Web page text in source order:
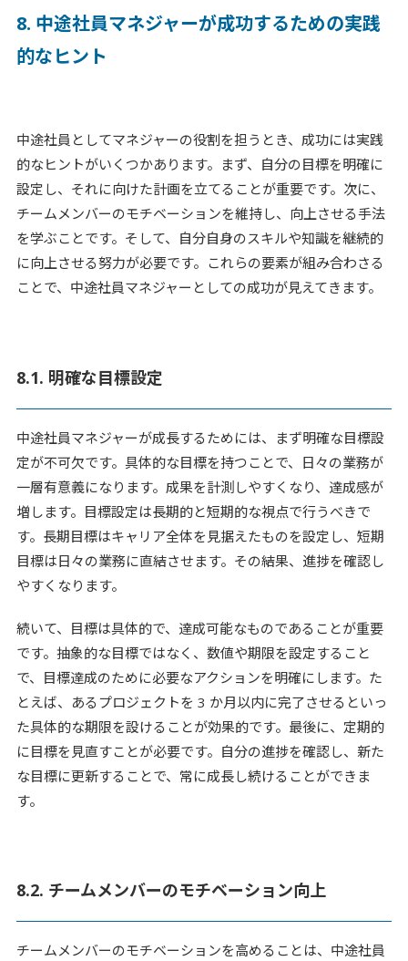
8. 中途社員マネジャーが成功するための実践
的なヒント
中途社員としてマネジャーの役割を担うとき、成功には実践
的なヒントがいくつかあります。まず、自分の目標を明確に
設定し、それに向けた計画を立てることが重要です。次に、
チームメンバーのモチベーションを維持し、向上させる手法
を学ぶことです。そして、自分自身のスキルや知識を継続的
に向上させる努力が必要です。これらの要素が組み合わさる
ことで、中途社員マネジャーとしての成功が見えてきます。
8.1. 明確な目標設定
中途社員マネジャーが成長するためには、まず明確な目標設
定が不可欠です。具体的な目標を持つことで、日々の業務が
一層有意義になります。成果を計測しやすくなり、達成感が
増します。目標設定は長期的と短期的な視点で行うべきで
す。長期目標はキャリア全体を見据えたものを設定し、短期
目標は日々の業務に直結させます。その結果、進捗を確認し
やすくなります。
続いて、目標は具体的で、達成可能なものであることが重要
です。抽象的な目標ではなく、数値や期限を設定すること
で、目標達成のために必要なアクションを明確にします。た
とえば、あるプロジェクトを 3 か月以内に完了させるといっ
た具体的な期限を設けることが効果的です。最後に、定期的
に目標を見直すことが必要です。自分の進捗を確認し、新た
な目標に更新することで、常に成長し続けることができま
す。
8.2. チームメンバーのモチベーション向上
チームメンバーのモチベーションを高めることは、中途社員